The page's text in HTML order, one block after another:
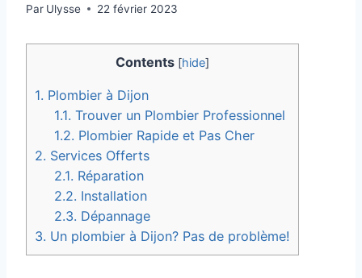
Par Ulysse 22 février 2023
Contents [hide]
1. Plombier à Dijon
1.1. Trouver un Plombier Professionnel
1.2. Plombier Rapide et Pas Cher
2. Services Offerts
2.1. Réparation
2.2. Installation
2.3. Dépannage
3. Un plombier à Dijon? Pas de problème!